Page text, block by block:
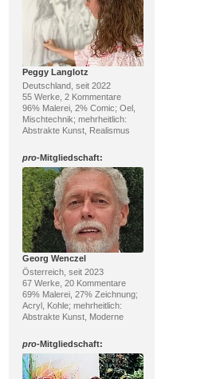
Peggy Langlotz
Deutschland, seit 2022
55 Werke, 2 Kommentare
96% Malerei, 2% Comic; Oel,
Mischtechnik; mehrheitlich:
Abstrakte Kunst, Realismus
pro-Mitgliedschaft:
Georg Wenczel
Österreich, seit 2023
67 Werke, 20 Kommentare
69% Malerei, 27% Zeichnung;
Acryl, Kohle; mehrheitlich:
Abstrakte Kunst, Moderne
pro-Mitgliedschaft: